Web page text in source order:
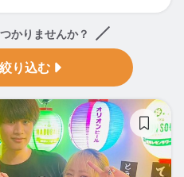
かりませんか？
り込む